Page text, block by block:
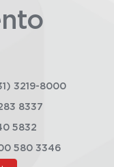
3219-8000
8337
5832
580 3346